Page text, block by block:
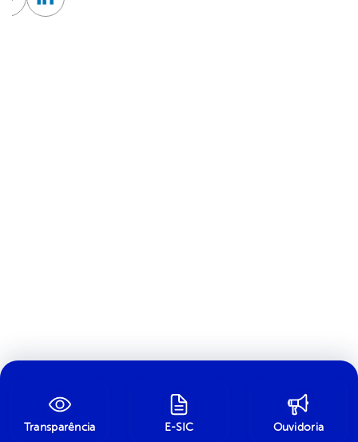
TwitterLinkedin
Transparência E-SIC Ouvidoria